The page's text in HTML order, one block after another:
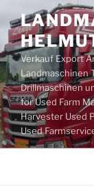
Inhalt
springen
Verkauf Export
Landmaschinen
Drillmaschinen
for Used Farm
Harvester Used
Used